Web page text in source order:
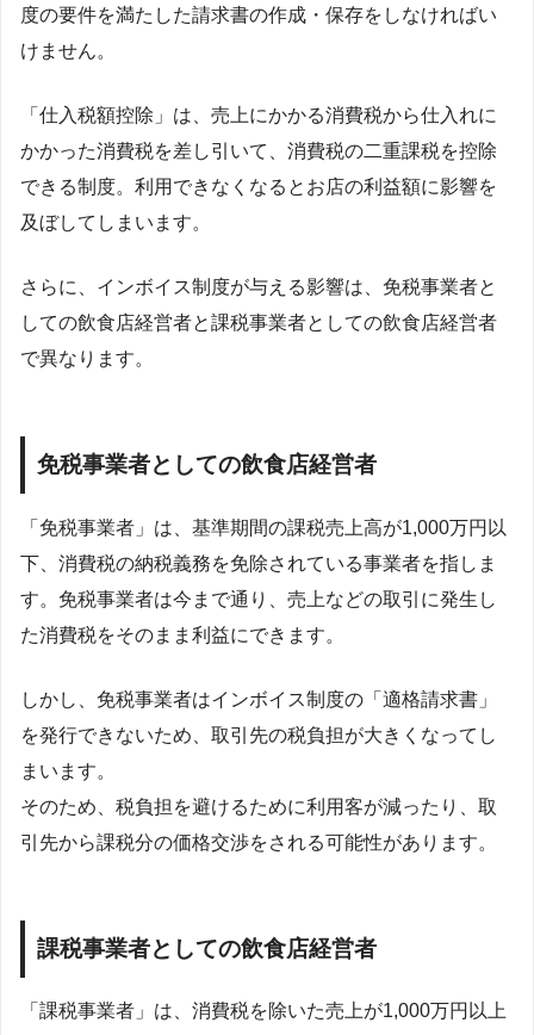
度の要件を満たした請求書の作成・保存をしなければい
けません。
「仕入税額控除」は、売上にかかる消費税から仕入れに
かかった消費税を差し引いて、消費税の二重課税を控除
できる制度。利用できなくなるとお店の利益額に影響を
及ぼしてしまいます。
さらに、インボイス制度が与える影響は、免税事業者と
しての飲食店経営者と課税事業者としての飲食店経営者
で異なります。
免税事業者としての飲食店経営者
「免税事業者」は、基準期間の課税売上高が1,000万円以
下、消費税の納税義務を免除されている事業者を指しま
す。免税事業者は今まで通り、売上などの取引に発生し
た消費税をそのまま利益にできます。
しかし、免税事業者はインボイス制度の「適格請求書」
を発行できないため、取引先の税負担が大きくなってし
まいます。
そのため、税負担を避けるために利用客が減ったり、取
引先から課税分の価格交渉をされる可能性があります。
課税事業者としての飲食店経営者
「課税事業者」は、消費税を除いた売上が1,000万円以上